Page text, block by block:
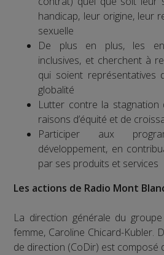
handicap, leur origine, leur
sexuelle
De plus en plus, les
inclusives, et cherchent à
qui soient représentatives
globalité
Lutter contre la
raisons d’équité et de
Participer aux
développement, en
par ses produits et services
Les actions de Radio Mont
La direction générale du
femme, Caroline Chicard-Kubler.
de direction (CoDir) est composé